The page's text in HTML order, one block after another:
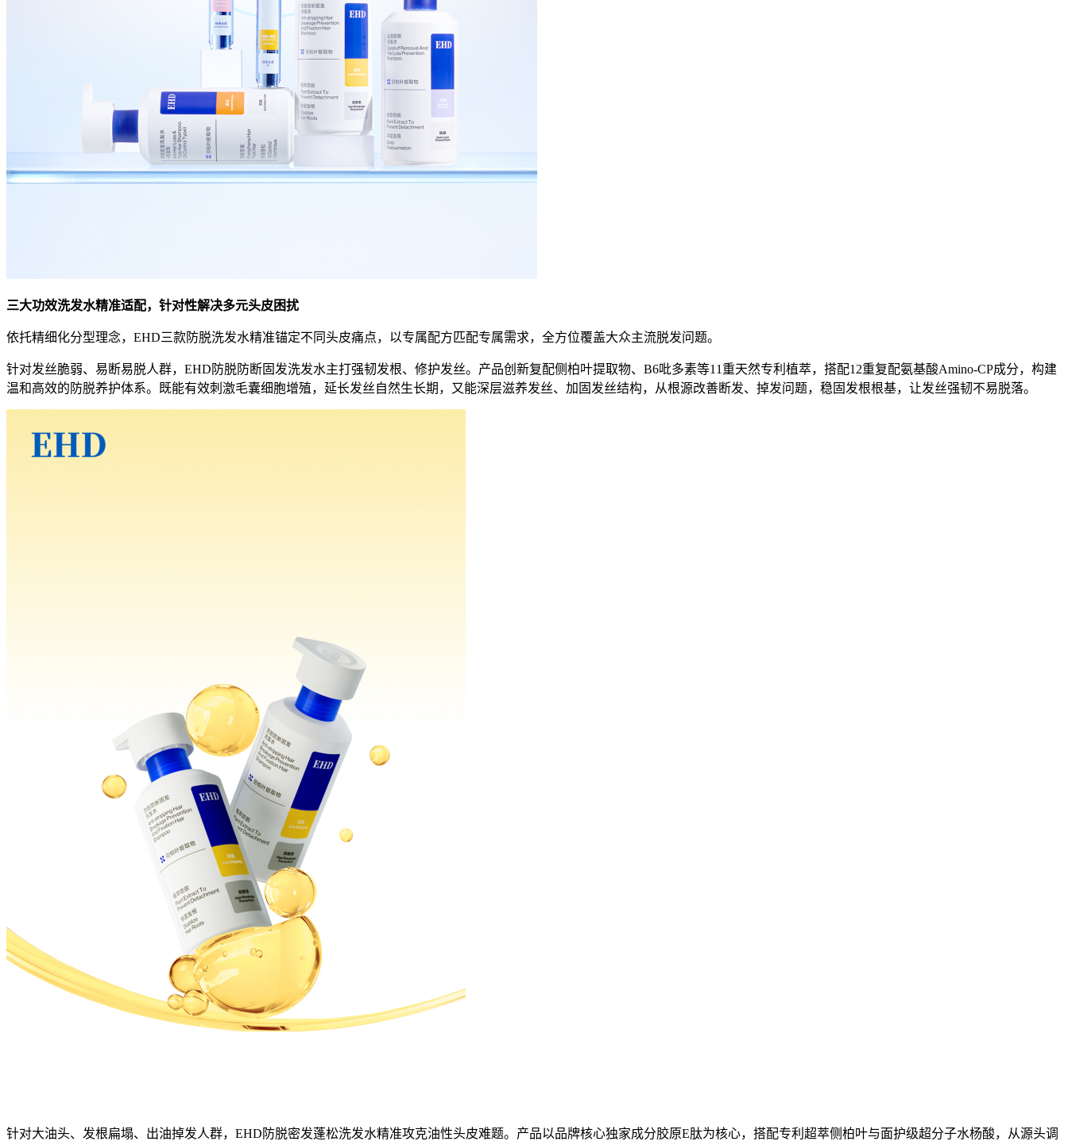
三大功效洗发水精准适配，针对性解决多元头皮困扰
依托精细化分型理念，EHD三款防脱洗发水精准锚定不同头皮痛点，以专属配方匹配专属需求，全方位覆盖大众主流脱发问题。
针对发丝脆弱、易断易脱人群，EHD防脱防断固发洗发水主打强韧发根、修护发丝。产品创新复配侧柏叶提取物、B6吡多素等11重天然专利植萃，搭配12重复配氨基酸Amino-CP成分，构建
温和高效的防脱养护体系。既能有效刺激毛囊细胞增殖，延长发丝自然生长期，又能深层滋养发丝、加固发丝结构，从根源改善断发、掉发问题，稳固发根根基，让发丝强韧不易脱落。
针对大油头、发根扁塌、出油掉发人群，EHD防脱密发蓬松洗发水精准攻克油性头皮难题。产品以品牌核心独家成分胶原E肽为核心，搭配专利超萃侧柏叶与面护级超分子水杨酸，从源头调